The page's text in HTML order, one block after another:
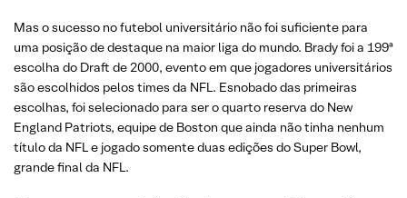
Mas o sucesso no futebol universitário não foi suficiente para
uma posição de destaque na maior liga do mundo. Brady foi a 199ª
escolha do Draft de 2000, evento em que jogadores universitários
são escolhidos pelos times da NFL. Esnobado das primeiras
escolhas, foi selecionado para ser o quarto reserva do New
England Patriots, equipe de Boston que ainda não tinha nenhum
título da NFL e jogado somente duas edições do Super Bowl,
grande final da NFL.